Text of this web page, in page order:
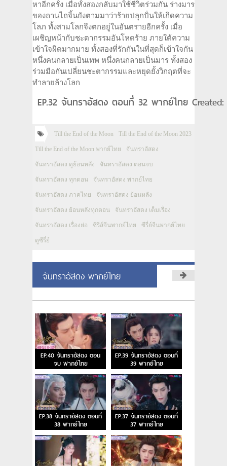
หาอีกครั้ง เมื่อทั้งสองกลับมาใช้ชีวิตร่วมกัน ร่างมาร
ของถานไถจิ้นยังตามมาว่าร้ายปลุกปั่นให้เกิดความ
โลภ ทั้งสามโลกจึงตกอยู่ในอันตรายอีกครั้ง เมื่อ
เผชิญหน้ากับชะตากรรมอันโหดร้าย ภายใต้ความ
เข้าใจผิดมากมาย ทั้งสองที่รักกันในที่สุดก็เข้าใจกัน
หนึ่งคนกลายเป็นเทพ หนึ่งคนกลายเป็นมาร ทั้งสอง
ร่วมมือกันเปลี่ยนชะตากรรมและหยุดยั้งวิกฤตที่จะ
ทำลายล้างโลก
EP.32 จันทราอัสดง ตอนที่ 32 พากย์ไทย
Till the End of the Moon Till the End of the Moon 2023
Till the End of the Moon พากย์ไทย จันทราอัสดง
จันทราอัสดง ดูย้อนหลัง จันทราอัสดง ตอนจบ
จันทราอัสดง ทุกตอน จันทราอัสดง พากย์ไทย
จันทราอัสดง ภาคไทย จันทราอัสดง ย้อนหลัง
จันทราอัสดง ย้อนหลังทุกตอน จันทราอัสดง เต็มเรื่อง
จันทราอัสดง เรื่องย่อ ซีรีส์จีนพากย์ไทย ซีรี่ย์จีนพากย์ไทย
ดูซีรี่ย์
จันทราอัสดง พากย์ไทย
EP.40 จันทราอัสดง ตอน
จบ พากย์ไทย
EP.39 จันทราอัสดง ตอนที่
39 พากย์ไทย
EP.38 จันทราอัสดง ตอนที่
38 พากย์ไทย
EP.37 จันทราอัสดง ตอนที่
37 พากย์ไทย